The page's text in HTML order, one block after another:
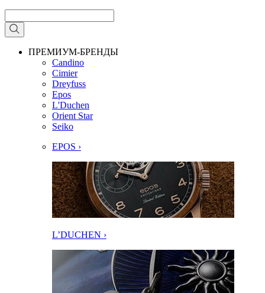
ПРЕМИУМ-БРЕНДЫ
Candino
Cimier
Dreyfuss
Epos
L'Duchen
Orient Star
Seiko
EPOS ›
L’DUCHEN ›